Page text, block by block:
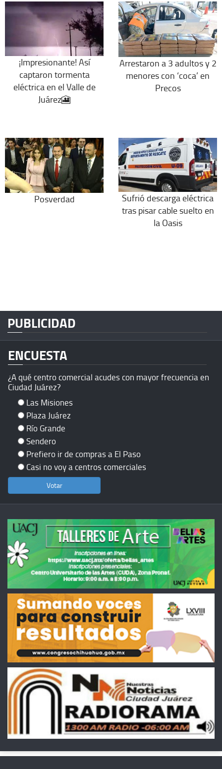
¡Impresionante! Así
captaron tormenta
eléctrica en el Valle de
Juárez🎦
Arrestaron a 3 adultos y 2
menores con ‘coca’ en
Precos
Posverdad
Sufrió descarga eléctrica
tras pisar cable suelto en
la Oasis
PUBLICIDAD
ENCUESTA
¿A qué centro comercial acudes con mayor frecuencia en
Ciudad Juárez?
Las Misiones
Plaza Juárez
Río Grande
Sendero
Prefiero ir de compras a El Paso
Casi no voy a centros comerciales